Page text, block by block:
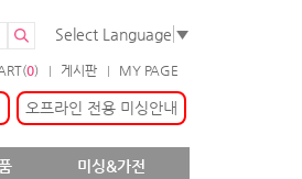
Select Language ▼
MY PAGE
게시판
0)
오프라인 전용 미싱안내
미싱&가전